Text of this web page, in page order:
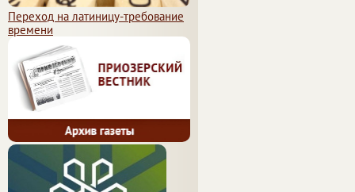
Переход на латиницу-требование
времени